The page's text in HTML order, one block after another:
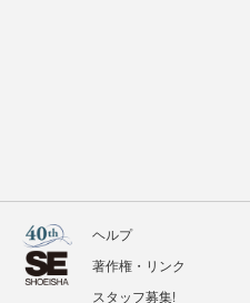
ヘルプ
著作権・リンク
スタッフ募集!